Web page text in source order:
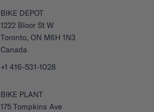
BIKE DEPOT
1222 Bloor St W
Toronto, ON M6H 1N3
Canada
+1 416-531-1028
BIKE PLANT
175 Tompkins Ave